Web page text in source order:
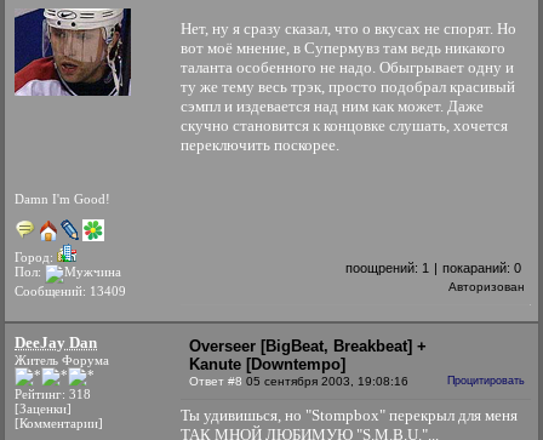
Damn I'm Good!
Город:
Пол:
Сообщений: 13409
Нет, ну я сразу сказал, что о вкусах не спорят. Но
вот моё мнение, в Супермувз там ведь никакого
таланта особенного не надо. Обыгрывает одну и
ту же тему весь трэк, просто подобрал красивый
сэмпл и издевается над ним как может. Даже
скучно становится к концовке слушать, хочется
переключить поскорее.
поощрений: 1 | покараний: 0
Авторизован
DeeJay Dan
Житель Форума
Рейтинг: 318
[Заценки]
[Комментарии]
Overseer [BigBeat, Breakbeat] +
Kanute [Downtempo]
Ответ #8 05 сентября 2003, 19:08:16 Процитировать
Ты удивишься, но "Stompbox" перекрыл для меня
ТАК МНОЙ ЛЮБИМУЮ "S.M.B.U."...